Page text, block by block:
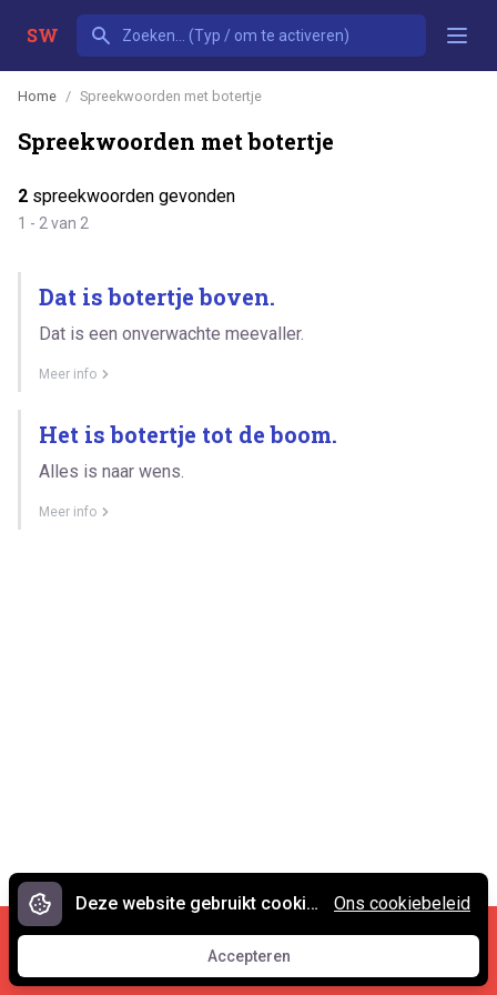
SW
Home Spreekwoorden met botertje
Spreekwoorden met botertje
2 spreekwoorden gevonden
1 - 2 van 2
Dat is botertje boven.
Dat is een onverwachte meevaller.
Meer info
Het is botertje tot de boom.
Alles is naar wens.
Meer info
Cookies en privacy •
Contact
© 2007 - 2026 Spreekwoorden.nl
Deze website gebruikt cookies.
Accepteren
Accepteren
Ons cookiebeleid